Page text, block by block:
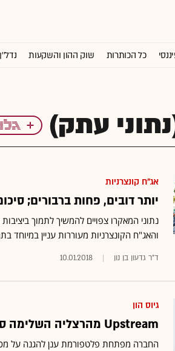
כל הכותרות שוק ההון והשקעות
אג"ח קונצרניות
יותר דובים, פחות ברבורים;
נתוני המאקרו צפויים להמשיך לתמוך
והאג"ח הקונצרניות מעוררות עניין במיוחד
ד"ר גדעון בן נון 10.01.2018
גיוס הון
Upstream מהרצליה השלימה סבב גיוס ראשון של 9 מיליון ד'
החברה מפתחת פלטפורמת ענן להגנה על